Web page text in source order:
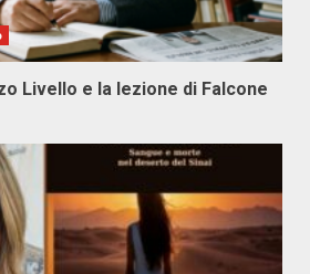
Livello e la lezione di Falcone